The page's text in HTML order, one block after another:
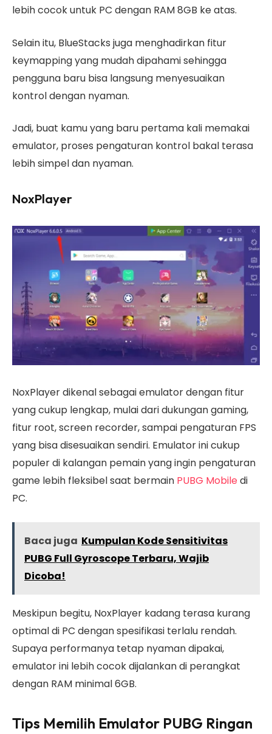
lebih cocok untuk PC dengan RAM 8GB ke atas.
Selain itu, BlueStacks juga menghadirkan fitur
keymapping yang mudah dipahami sehingga
pengguna baru bisa langsung menyesuaikan
kontrol dengan nyaman.
Jadi, buat kamu yang baru pertama kali memakai
emulator, proses pengaturan kontrol bakal terasa
lebih simpel dan nyaman.
NoxPlayer
NoxPlayer dikenal sebagai emulator dengan fitur
yang cukup lengkap, mulai dari dukungan gaming,
fitur root, screen recorder, sampai pengaturan FPS
yang bisa disesuaikan sendiri. Emulator ini cukup
populer di kalangan pemain yang ingin pengaturan
game lebih fleksibel saat bermain PUBG Mobiledi
PC.
Baca juga Kumpulan Kode Sensitivitas
PUBG Full Gyroscope Terbaru, Wajib
Dicoba!
Meskipun begitu, NoxPlayer kadang terasa kurang
optimal di PC dengan spesifikasi terlalu rendah.
Supaya performanya tetap nyaman dipakai,
emulator ini lebih cocok dijalankan di perangkat
dengan RAM minimal 6GB.
Tips Memilih Emulator PUBG Ringan